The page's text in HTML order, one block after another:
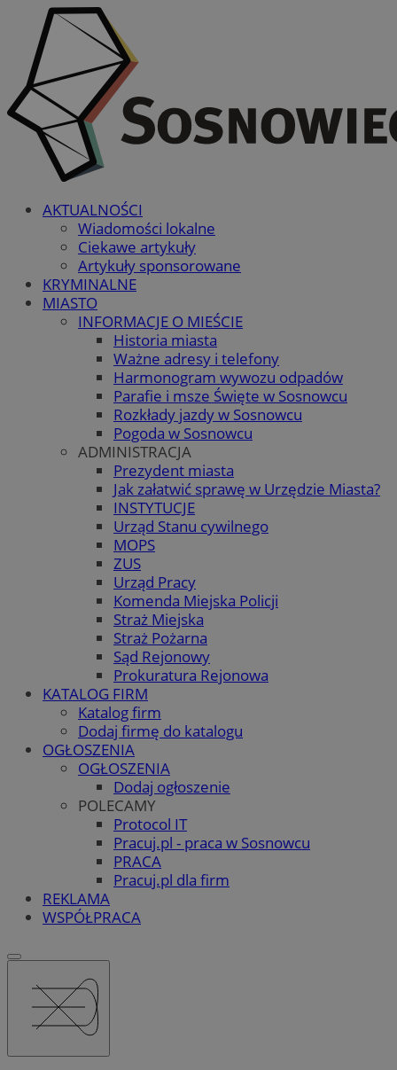
AKTUALNOŚCI
Wiadomości lokalne
Ciekawe artykuły
Artykuły sponsorowane
KRYMINALNE
MIASTO
INFORMACJE O MIEŚCIE
Historia miasta
Ważne adresy i telefony
Harmonogram wywozu odpadów
Parafie i msze Święte w Sosnowcu
Rozkłady jazdy w Sosnowcu
Pogoda w Sosnowcu
ADMINISTRACJA
Prezydent miasta
Jak załatwić sprawę w Urzędzie Miasta?
INSTYTUCJE
Urząd Stanu cywilnego
MOPS
ZUS
Urząd Pracy
Komenda Miejska Policji
Straż Miejska
Straż Pożarna
Sąd Rejonowy
Prokuratura Rejonowa
KATALOG FIRM
Katalog firm
Dodaj firmę do katalogu
OGŁOSZENIA
OGŁOSZENIA
Dodaj ogłoszenie
POLECAMY
Protocol IT
Pracuj.pl - praca w Sosnowcu
PRACA
Pracuj.pl dla firm
REKLAMA
WSPÓŁPRACA